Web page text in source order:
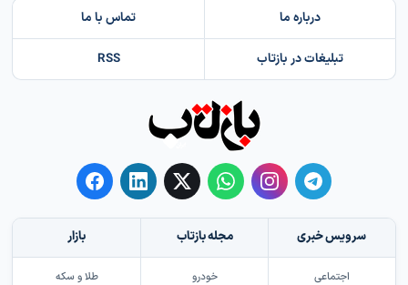
درباره ما تماس با ما
تبلیغات در بازتاب RSS
سرویس خبری
اجتماعی
مجله بازتاب
خودرو
بازار
طلا و سکه